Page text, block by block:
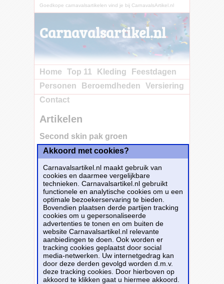
Goedkope carnavalsartikelen vind je bij CarnavalsArtikel.nl
Carnavalsartikel.nl
Home Top 11 Kleding
Feestdagen
Personen
Beroemdheden
Versiering
Contact
Artikelen
Second skin pak groen
Akkoord met cookies?
Carnavalsartikel.nl maakt gebruik van
cookies en daarmee vergelijkbare
technieken. Carnavalsartikel.nl gebruikt
functionele en analytische cookies om u een
optimale bezoekerservaring te bieden.
Bovendien plaatsen derde partijen tracking
cookies om u gepersonaliseerde
advertenties te tonen en om buiten de
website Carnavalsartikel.nl relevante
aanbiedingen te doen. Ook worden er
tracking cookies geplaatst door social
media-netwerken. Uw internetgedrag kan
door deze derden gevolgd worden d.m.v.
deze tracking cookies. Door hierboven op
akkoord te klikken gaat u hiermee akkoord.